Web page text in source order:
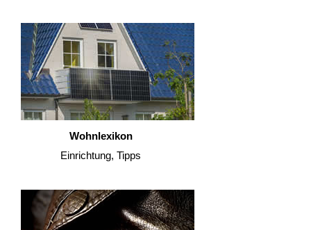
Wohnlexikon
Einrichtung, Tipps